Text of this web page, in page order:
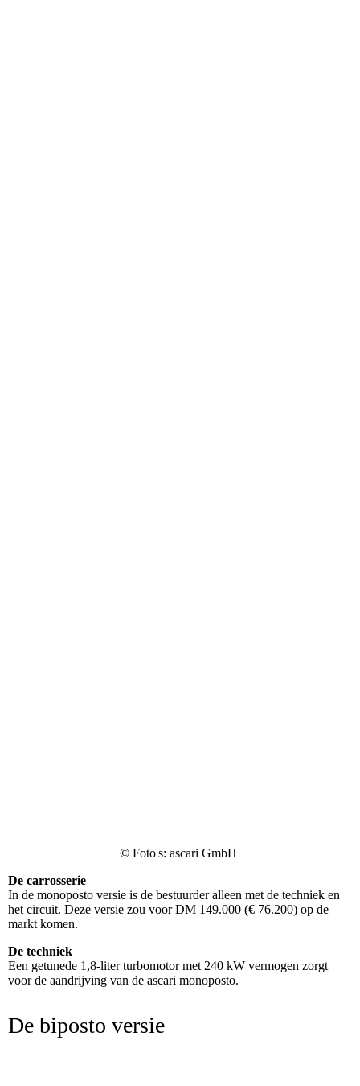
© Foto's: ascari GmbH
De carrosserie
In de monoposto versie is de bestuurder alleen met de techniek en
het circuit. Deze versie zou voor DM 149.000 (€ 76.200) op de
markt komen.
De techniek
Een getunede 1,8-liter turbomotor met 240 kW vermogen zorgt
voor de aandrijving van de ascari monoposto.
De biposto versie